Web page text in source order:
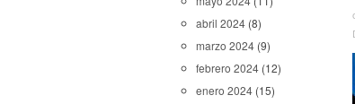
abril 2024 (8)
marzo 2024 (9)
febrero 2024 (12)
enero 2024 (15)